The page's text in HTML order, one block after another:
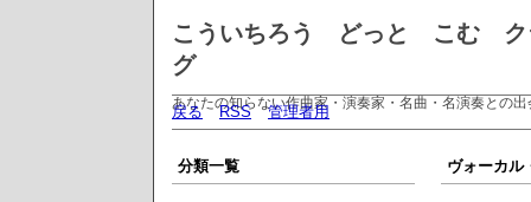
こういちろう どっと こむ ク
グ
あなたの知らない作曲家・演奏家・名曲・名演奏との出
戻る RSS 管理者用
ヴォーカ
分類一覧